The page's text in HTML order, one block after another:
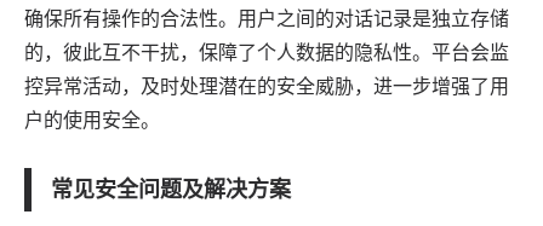
确保所有操作的合法性。用户之间的对话记录是独立存储
的，彼此互不干扰，保障了个人数据的隐私性。平台会监
控异常活动，及时处理潜在的安全威胁，进一步增强了用
户的使用安全。
常见安全问题及解决方案